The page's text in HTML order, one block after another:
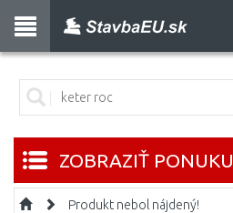
ZOBRAZIŤ PONUKU
Produkt nebol nájdený!